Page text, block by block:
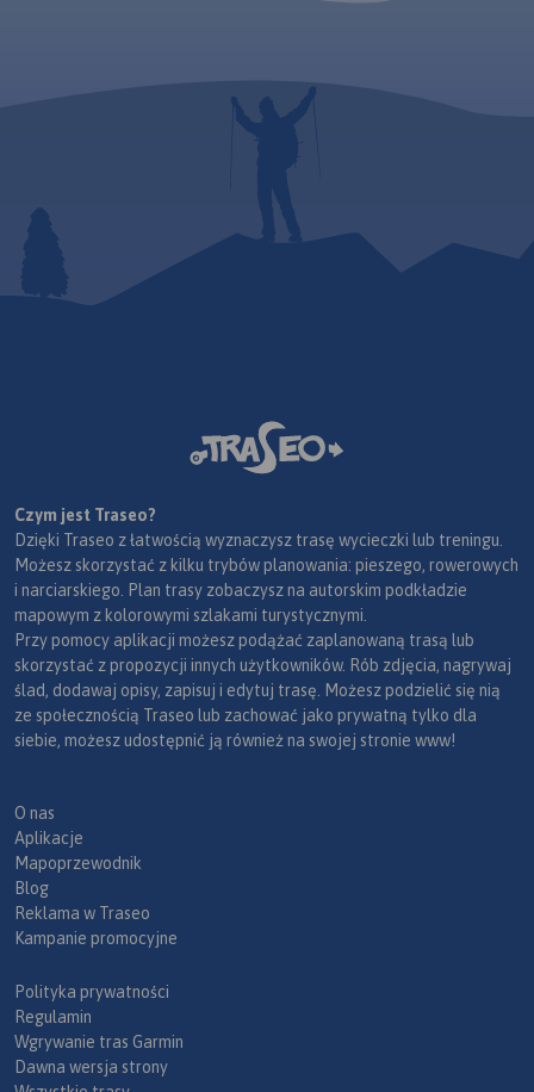
Czym jest Traseo?
Dzięki Traseo z łatwością wyznaczysz trasę wycieczki lub treningu.
Możesz skorzystać z kilku trybów planowania: pieszego, rowerowych
i narciarskiego. Plan trasy zobaczysz na autorskim podkładzie
mapowym z kolorowymi szlakami turystycznymi.
Przy pomocy aplikacji możesz podążać zaplanowaną trasą lub
skorzystać z propozycji innych użytkowników. Rób zdjęcia, nagrywaj
ślad, dodawaj opisy, zapisuj i edytuj trasę. Możesz podzielić się nią
ze społecznością Traseo lub zachować jako prywatną tylko dla
siebie, możesz udostępnić ją również na swojej stronie www!
O nas
Aplikacje
Mapoprzewodnik
Blog
Reklama w Traseo
Kampanie promocyjne
Polityka prywatności
Regulamin
Wgrywanie tras Garmin
Dawna wersja strony